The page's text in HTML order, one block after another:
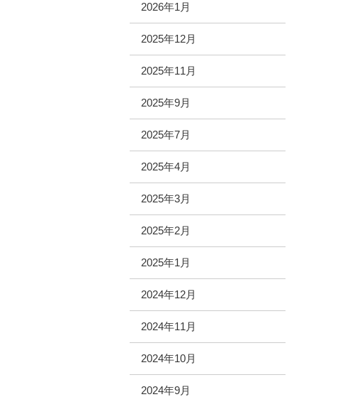
2026年1月
2025年12月
2025年11月
2025年9月
2025年7月
2025年4月
2025年3月
2025年2月
2025年1月
2024年12月
2024年11月
2024年10月
2024年9月